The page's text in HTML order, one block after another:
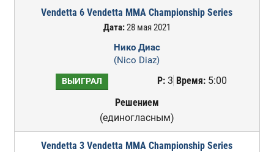
Vendetta 6 Vendetta MMA Championship Series
Дата:28 мая 2021
Нико Диас
(Nico Diaz)
ВЫИГРАЛ Р:3 Время:5:00
Решением
(единогласным)
Vendetta 3 Vendetta MMA Championship Series